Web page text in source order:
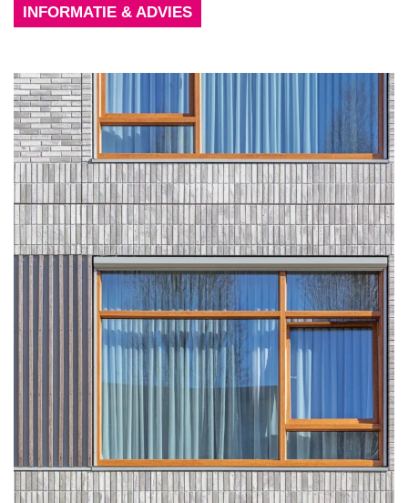
INFORMATIE & ADVIES